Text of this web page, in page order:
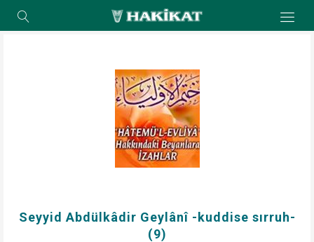
Seyyid Abdülkâdir Geylânî -kuddise sırruh-
(9)